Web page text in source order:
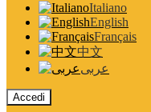
Italiano
English
Français
中文
عربى
Accedi